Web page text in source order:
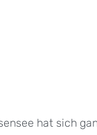
hat sich